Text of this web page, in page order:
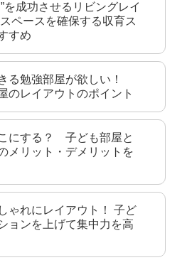
を成功させるリビングレイ
ペースを確保する収育ス
すめ
る勉強部屋が欲しい！
のレイアウトのポイント
にする？ 子ども部屋と
メリット・デメリットを
ゃれにレイアウト！ 子ど
ョンを上げて集中力を高